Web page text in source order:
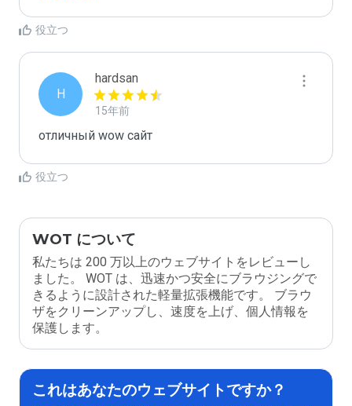
役立つ
H
hardsan
15年前
отличный wow сайт
役立つ
WOT について
私たちは 200 万以上のウェブサイトをレビューし
ました。 WOT は、迅速かつ安全にブラウジングで
きるように設計された軽量拡張機能です。 ブラウ
ザをクリーンアップし、速度を上げ、個人情報を
保護します。
これはあなたのウェブサイトですか？